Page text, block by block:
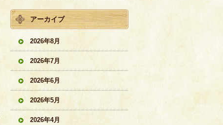
アーカイブ
2026年8月
2026年7月
2026年6月
2026年5月
2026年4月